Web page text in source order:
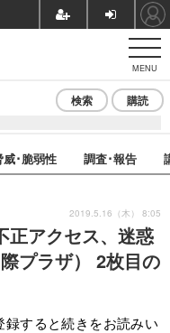
MENU
検索 購読
威･脆弱性 調査･報告
正アクセス、迷惑
プラザ） 2枚目の
2019.5.16（木） 8:05
すると続きをお読みい